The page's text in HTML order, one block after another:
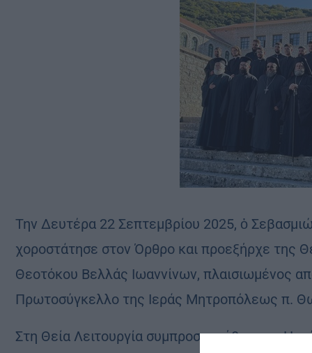
Την Δευτέρα 22 Σεπτεμβρίου 2025, ὁ
χοροστάτησε στον Όρθρο και προεξήρχε της
Θεοτόκου Βελλάς Ιωαννίνων, πλαισιωμένος
Πρωτοσύγκελλο της Ιεράς Μητροπόλεως π.
Στη Θεία Λειτουργία συμπροσευχήθηκαν ο